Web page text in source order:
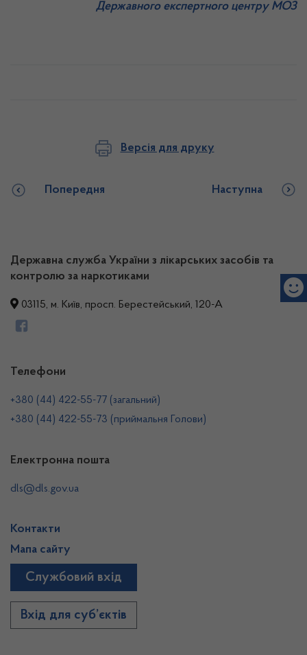
Державного експертного центру МОЗ
Версія для друку
Попередня Наступна
Державна служба України з лікарських засобів та
контролю за наркотиками
03115, м. Київ, просп. Берестейський, 120-А
Телефони
+380 (44) 422-55-77 (загальний)
+380 (44) 422-55-73 (приймальня Голови)
Електронна пошта
dls@dls.gov.ua
Контакти
Мапа сайту
Службовий вхід
Вхід для суб’єктів